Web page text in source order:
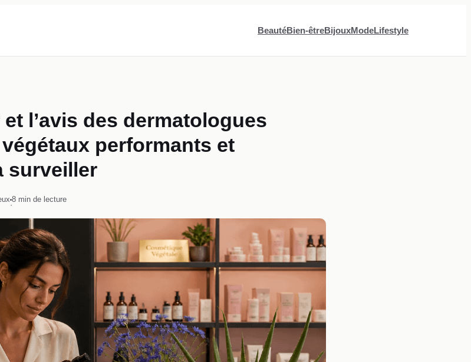
BeautéBien-êtreBijouxModeLifestyle
l’avis des dermatologues
performants et
surveiller
·
8 min de lecture